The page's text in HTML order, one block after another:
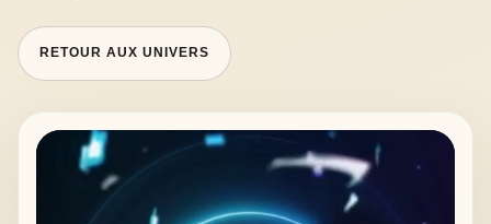
RETOUR AUX UNIVERS